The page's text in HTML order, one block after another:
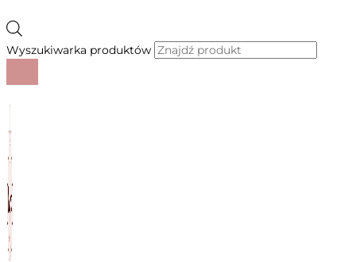
Wyszukiwarka produktów